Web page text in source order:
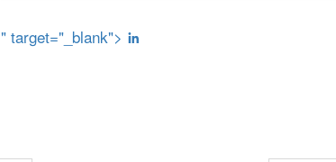
" target="_blank">